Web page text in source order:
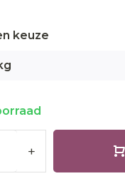
keuze
+